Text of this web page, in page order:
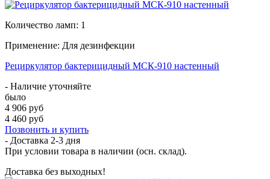
Количество ламп: 1
Применение: Для дезинфекции
Рециркулятор бактерицидный МСК-910 настенный
- Наличие уточняйте
было
4 906 руб
4 460 руб
Позвонить и купить
- Доставка 2-3 дня
При условии товара в наличии (осн. склад).
Доставка без выходных!